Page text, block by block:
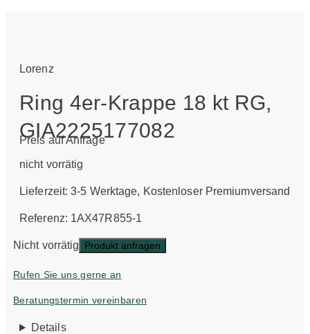
Lorenz
Ring 4er-Krappe 18 kt RG,
GIA2225177082
Preis auf Anfrage
nicht vorrätig
Lieferzeit:3-5 Werktage, Kostenloser Premiumversand
Referenz: 1AX47R855-1
Nicht vorrätig Produkt anfragen
Rufen Sie uns gerne an
Beratungstermin vereinbaren
Details